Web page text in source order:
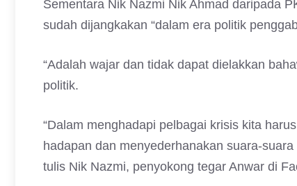
Sementara Nik Nazmi Nik Ahmad daripada
sudah dijangkakan “dalam era politik
“Adalah wajar dan tidak dapat dielakkan
politik.
“Dalam menghadapi pelbagai krisis kita
hadapan dan menyederhanakan suara-
tulis Nik Nazmi, penyokong tegar Anwar di